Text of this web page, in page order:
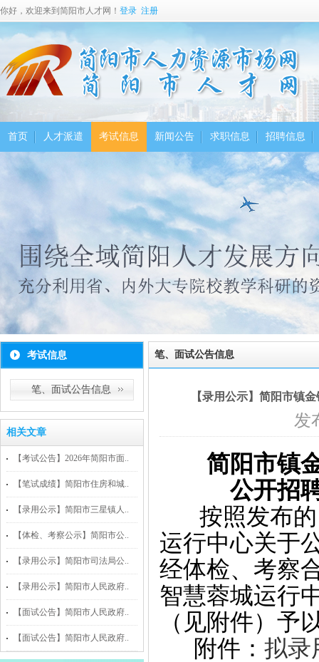
你好，欢迎来到简阳市人才网！ 登录 注册
首页 人才派遣 考试信息 新闻公告 求职信息 招聘信息
考试信息
笔、面试公告信息
相关文章
【考试公告】2026年简阳市面..
【笔试成绩】简阳市住房和城..
【录用公示】简阳市三星镇人..
【体检、考察公示】简阳市公..
【录用公示】简阳市司法局公..
【录用公示】简阳市人民政府..
【面试公告】简阳市人民政府..
【面试公告】简阳市人民政府..
笔、面试公告信息
【录用公示】简阳市镇
发
简阳市镇
公开招
按照发布的
运行中心关于
经体检、考察
智慧蓉城运行
（见附件）予
附件： 拟录